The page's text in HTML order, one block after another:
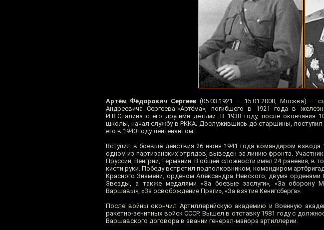
Артём Фёдорович Сергеев (05.03.1921 — 15.01.2008, Москва) —
Андреевича Сергеева-«Артёма», погибшего в 1921 года в
И.В.Сталина с его другими детьми. В 1938 году, после окончания
школы, начал службу в РККА. Дослужившись до старшины, поступил
его в 1940 году лейтенантом.
Вступил в боевые действия 26 июня 1941 года командиром
одном из партизанских отрядов, выведен за линию фронта.
Пруссии, Венгрии, Германии. В общей сложности имел 24 ранения,
кисти руки. Победу встретил подполковником, командиром
Красного Знамени, орденом Александра Невского, двумя
Звезды, а также медалями «За боевые заслуги», «За оборону
Варшавы», «За освобождение Праги», «За взятие Кенигсберга».
После войны окончил Артиллерийскую академию и Военную
ракетно-зенитных войск СССР. Вышел в отставку 1981 году с
Варшавского договора в звании генерал-майора артиллерии.